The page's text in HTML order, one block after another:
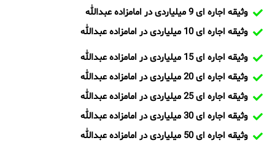
وثیقه اجاره ای 9 میلیاردی در امامزاده عبدالله
وثیقه اجاره ای 10 میلیاردی در امامزاده عبدالله
وثیقه اجاره ای 15 میلیاردی در امامزاده عبدالله
وثیقه اجاره ای 20 میلیاردی در امامزاده عبدالله
وثیقه اجاره ای 25 میلیاردی در امامزاده عبدالله
وثیقه اجاره ای 30 میلیاردی در امامزاده عبدالله
وثیقه اجاره ای 50 میلیاردی در امامزاده عبدالله